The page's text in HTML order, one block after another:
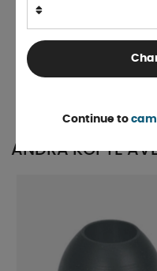
Påskjutsdämpare Alko 200
ANDRA KÖPTE
Continue to